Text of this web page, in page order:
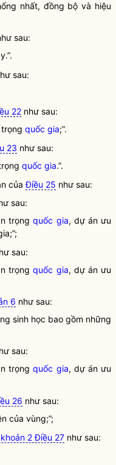
nhất, đồng bộ và hiệu
sau:
sau:
22 như sau:
quốc gia;”.
23 như sau:
quốc gia.”.
củaĐiều 25 như sau:
sau:
trọngquốc gia, dự án ưu
;”;
sau:
trọngquốc gia, dự án ưu
6 như sau:
sinh học bao gồm những
sau:
trọngquốc gia, dự án ưu
26 như sau:
của vùng;”;
2 Điều 27 như sau: